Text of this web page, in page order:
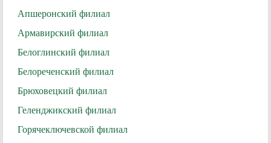
Апшеронский филиал
Армавирский филиал
Белоглинский филиал
Белореченский филиал
Брюховецкий филиал
Геленджикский филиал
Горячеключевской филиал